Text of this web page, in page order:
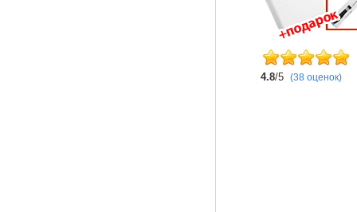
4.8/5 (38 оценок)